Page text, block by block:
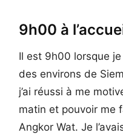
9h00 à
Il est 9h00 lorsque
des environs de
j’ai réussi à me
matin et pouvoir me
Angkor Wat. Je